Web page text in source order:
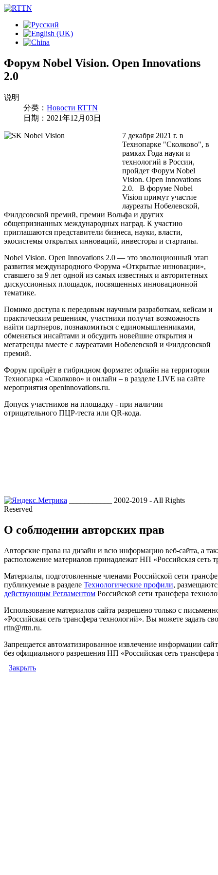
Форум Nobel Vision. Open Innovations
2.0
说明
分类： Новости RTTN
日期：2021年12月03日
7 декабря 2021 г. в
Технопарке "Сколково", в
рамках Года науки и
технологий в России,
пройдет Форум Nobel
Vision. Open Innovations
2.0. В форуме Nobel
Vision примут участие
лауреаты Нобелевской,
Филдсовской премий, премии Вольфа и других
общепризнанных международных наград. К участию
приглашаются представители бизнеса, науки, власти,
экосистемы открытых инноваций, инвесторы и стартапы.
Nobel Vision. Open Innovations 2.0 — это эволюционный этап
развития международного Форума «Открытые инновации»,
ставшего за 9 лет одной из самых известных и авторитетных
дискуссионных площадок, посвященных инновационной
тематике.
Помимо доступа к передовым научным разработкам, кейсам и
практическим решениям, участники получат возможность
найти партнеров, познакомиться с единомышленниками,
обменяться инсайтами и обсудить новейшие открытия и
мегатренды вместе с лауреатами Нобелевской и Филдсовской
премий.
Форум пройдёт в гибридном формате: офлайн на территории
Технопарка «Сколково» и онлайн – в разделе LIVE на сайте
мероприятия openinnovations.ru.
Допуск участников на площадку - при наличии
отрицательного ПЦР-теста или QR-кода.
___________ 2002-2019 - All Rights
Reserved
О соблюдении авторских прав
Авторские права на дизайн и всю информацию веб-сайта, а
расположение материалов принадлежат НП «Российская сеть
Материалы, подготовленные членами Российской сети
публикуемые в разделе Технологические профили,
действующим Регламентом Российской сети трансфера
Использование материалов сайта разрешено только с
«Российская сеть трансфера технологий». Вы можете задать
rttn@rttn.ru.
Запрещается автоматизированное извлечение информации
без официального разрешения НП «Российская сеть трансфера
Закрыть